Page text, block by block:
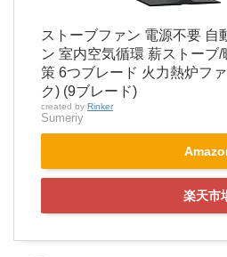
ストーブファン 電源不要 自
ン 室内空気循環 薪ストーブ
策 6つブレード 火力熱炉フ
ク) (9ブレード)
created by Rinker
Sumeriy
楽天市